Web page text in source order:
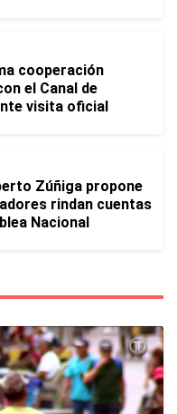
cooperación
el Canal de
visita oficial
Zúñiga propone
rindan cuentas
Nacional